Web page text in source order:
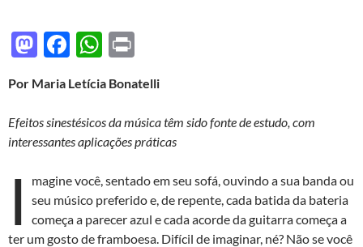
M
to
d
o
n
F
e
b
o
o
k
W
at
s
A
p
p
nt
Por Maria Letícia Bonatelli
Efeitos sinestésicos da música têm sido fonte de estudo, com
interessantes aplicações práticas
I
magine você, sentado em seu sofá, ouvindo a sua banda ou
seu músico preferido e, de repente, cada batida da bateria
começa a parecer azul e cada acorde da guitarra começa a
ter um gosto de framboesa. Difícil de imaginar, né? Não se você